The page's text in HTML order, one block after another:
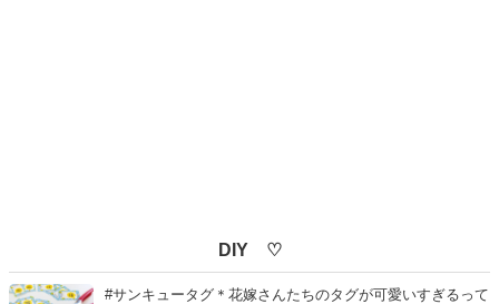
DIY ♡
#サンキュータグ＊花嫁さんたちのタグが可愛いすぎるって